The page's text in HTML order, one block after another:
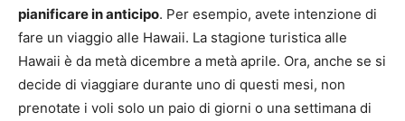
pianificare in anticipo. Per esempio, avete intenzione di
fare un viaggio alle Hawaii. La stagione turistica alle
Hawaii è da metà dicembre a metà aprile. Ora, anche se si
decide di viaggiare durante uno di questi mesi, non
prenotate i voli solo un paio di giorni o una settimana di